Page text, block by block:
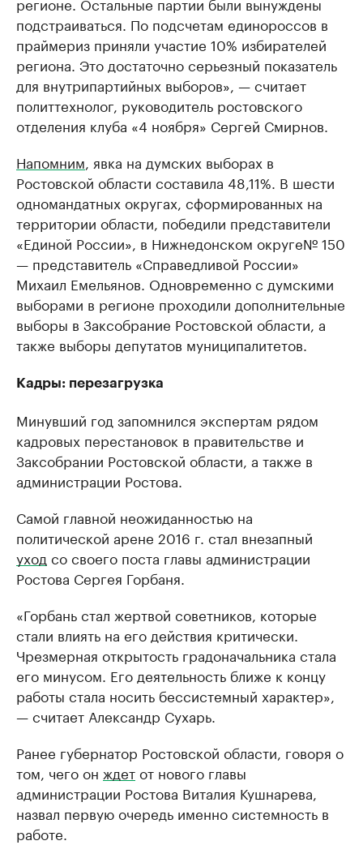
подстраиваться. По подсчетам единороссов в
праймериз приняли участие 10% избирателей
региона. Это достаточно серьезный показатель
для внутрипартийных выборов», — считает
политтехнолог, руководитель ростовского
отделения клуба «4 ноября» Сергей Смирнов.
Напомним , явка на думских выборах в
Ростовской области составила 48,11%. В шести
одномандатных округах, сформированных на
территории области, победили представители
«Единой России», в Нижнедонском округе№ 150
— представитель «Справедливой России»
Михаил Емельянов. Одновременно с думскими
выборами в регионе проходили дополнительные
выборы в Заксобрание Ростовской области, а
также выборы депутатов муниципалитетов.
Кадры: перезагрузка
Минувший год запомнился экспертам рядом
кадровых перестановок в правительстве и
Заксобрании Ростовской области, а также в
администрации Ростова.
Самой главной неожиданностью на
политической арене 2016 г. стал внезапный
уход со своего поста главы администрации
Ростова Сергея Горбаня.
«Горбань стал жертвой советников, которые
стали влиять на его действия критически.
Чрезмерная открытость градоначальника стала
его минусом. Его деятельность ближе к концу
работы стала носить бессистемный характер»,
— считает Александр Сухарь.
Ранее губернатор Ростовской области, говоря о
том, чего он ждетот нового главы
администрации Ростова Виталия Кушнарева,
назвал первую очередь именно системность в
работе.